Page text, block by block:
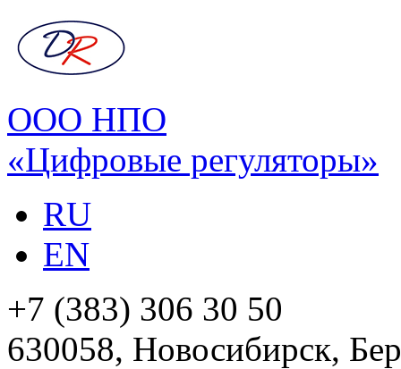
ООО НПО
«Цифровые регуляторы»
RU
EN
+7 (383) 306 30 50
630058, Новосибирск,